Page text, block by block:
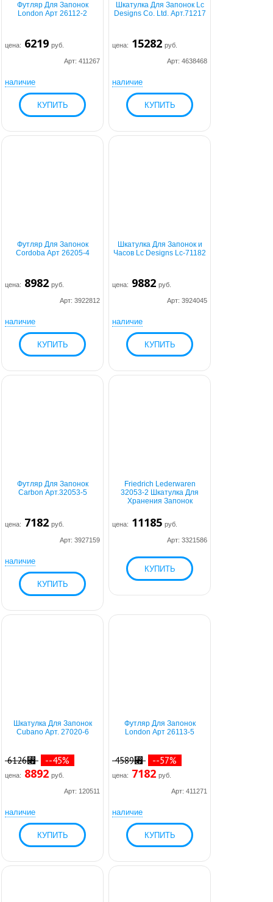
Футляр Для Запонок
London Арт 26112-2
цена: 6219 руб.
Арт: 411267
наличие
Шкатулка Для Запонок Lc
Designs Co. Ltd. Арт.71217
цена: 15282 руб.
Арт: 4638468
наличие
Футляр Для Запонок
Cordoba Арт 26205-4
цена: 8982 руб.
Арт: 3922812
наличие
Шкатулка Для Запонок и
Часов Lc Designs Lc-71182
цена: 9882 руб.
Арт: 3924045
наличие
Футляр Для Запонок
Carbon Арт.32053-5
цена: 7182 руб.
Арт: 3927159
наличие
Friedrich Lederwaren
32053-2 Шкатулка Для
Хранения Запонок
цена: 11185 руб.
Арт: 3321586
Шкатулка Для Запонок
Cubano Арт. 27020-6
6126⃏ --45%
цена: 8892 руб.
Арт: 120511
наличие
Футляр Для Запонок
London Арт 26113-5
4589⃏ --57%
цена: 7182 руб.
Арт: 411271
наличие